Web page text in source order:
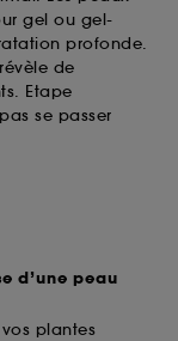
gel ou gel-
profonde.
de
Etape
se passer
d’une peau
plantes